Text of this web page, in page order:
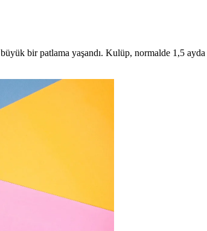
bir patlama yaşandı. Kulüp, normalde 1,5 ayda